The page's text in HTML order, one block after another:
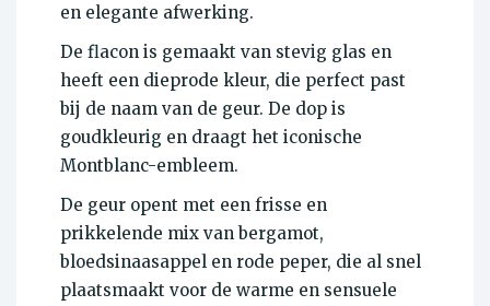
en elegante afwerking.
De flacon is gemaakt van stevig glas en
heeft een dieprode kleur, die perfect past
bij de naam van de geur. De dop is
goudkleurig en draagt het iconische
Montblanc-embleem.
De geur opent met een frisse en
prikkelende mix van bergamot,
bloedsinaasappel en rode peper, die al snel
plaatsmaakt voor de warme en sensuele